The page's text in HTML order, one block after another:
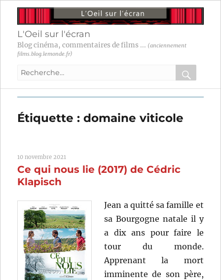
L'Oeil sur l'écran
Blog cinéma, commentaires de films ... (anciennement
films.blog.lemonde.fr)
Recherche
:
OK
Étiquette :domaine viticole
10 novembre 2021
Ce qui nous lie (2017) de Cédric
Klapisch
Jean a quitté sa famille et
sa Bourgogne natale il y
a dix ans pour faire le
tour du monde.
Apprenant la mort
imminente de son père,